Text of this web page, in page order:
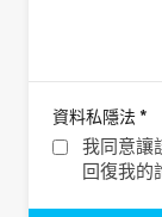
資料私隱法 *
我同意讓
回復我的